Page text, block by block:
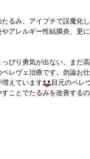
るみ、アイプチで誤魔化
アレルギー性結膜炎、更
ぴり勇気が出ない、まだ
レヴェ治療です。勿論お
えています
目元のペレ
ことでたるみを改善する